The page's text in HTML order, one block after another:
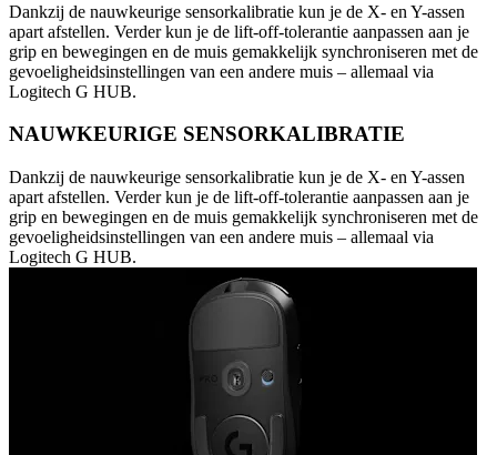
Dankzij de nauwkeurige sensorkalibratie kun je de X- en Y-assen
apart afstellen. Verder kun je de lift-off-tolerantie aanpassen aan je
grip en bewegingen en de muis gemakkelijk synchroniseren met de
gevoeligheidsinstellingen van een andere muis – allemaal via
Logitech G HUB.
NAUWKEURIGE SENSORKALIBRATIE
Dankzij de nauwkeurige sensorkalibratie kun je de X- en Y-assen
apart afstellen. Verder kun je de lift-off-tolerantie aanpassen aan je
grip en bewegingen en de muis gemakkelijk synchroniseren met de
gevoeligheidsinstellingen van een andere muis – allemaal via
Logitech G HUB.